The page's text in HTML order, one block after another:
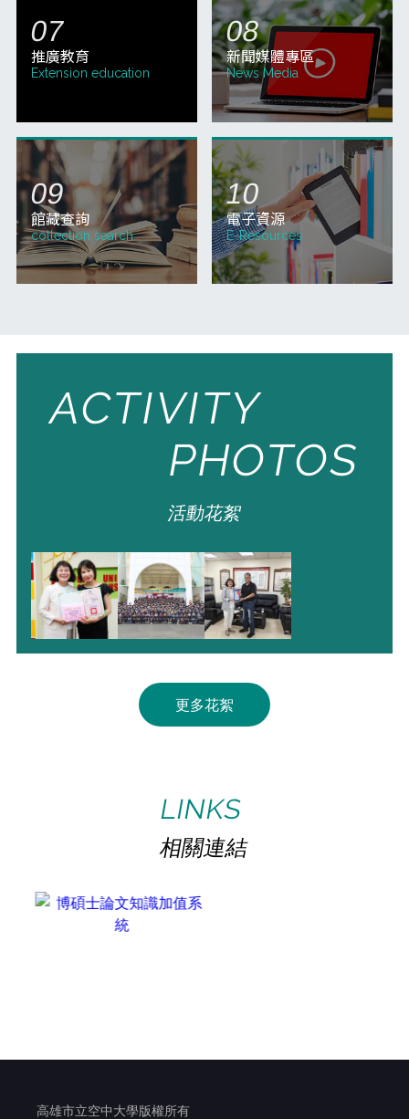
推廣教育
Extension education
新聞媒體專區
News Media
館藏查詢
collection search
電子資源
E-Resources
ACTIVITY
PHOTOS
活動花絮
更多花絮
LINKS
相關連結
高雄市立空中大學版權所有